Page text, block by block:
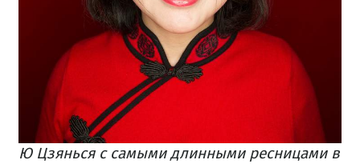
Ю Цзянься с самыми длинными ресницами в